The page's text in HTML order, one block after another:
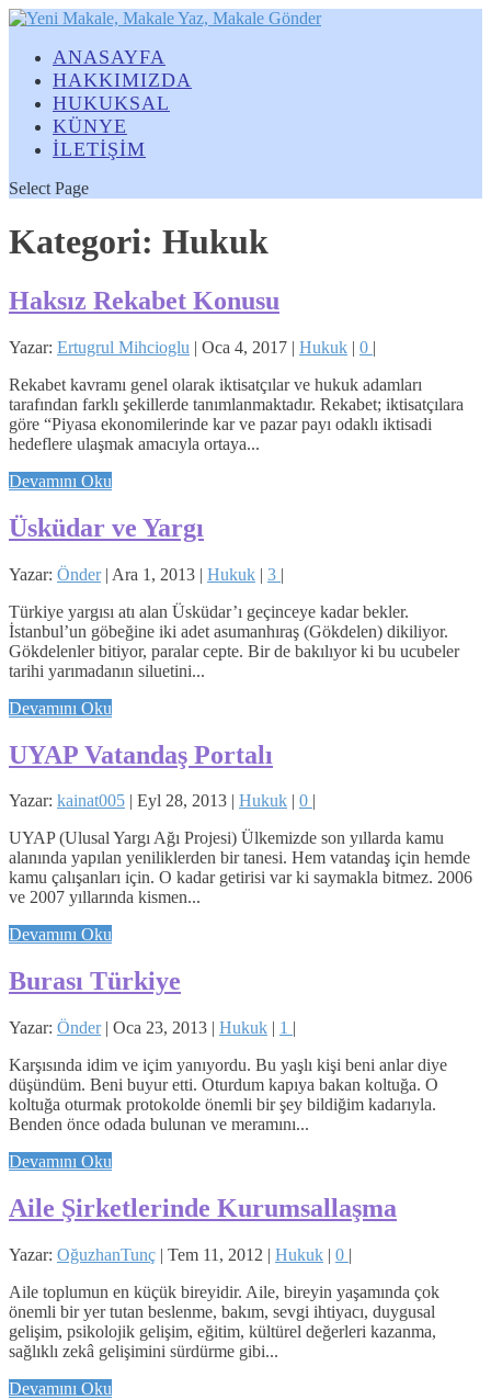
ANASAYFA
HAKKIMIZDA
HUKUKSAL
KÜNYE
İLETİŞİM
Select Page
Kategori: Hukuk
Haksız Rekabet Konusu
Yazar: Ertugrul Mihcioglu | Oca 4, 2017 | Hukuk | 0 |
Rekabet kavramı genel olarak iktisatçılar ve hukuk adamları
tarafından farklı şekillerde tanımlanmaktadır. Rekabet; iktisatçılara
göre “Piyasa ekonomilerinde kar ve pazar payı odaklı iktisadi
hedeflere ulaşmak amacıyla ortaya...
Devamını Oku
Üsküdar ve Yargı
Yazar: Önder| Ara 1, 2013 | Hukuk | 3 |
Türkiye yargısı atı alan Üsküdar’ı geçinceye kadar bekler.
İstanbul’un göbeğine iki adet asumanhıraş (Gökdelen) dikiliyor.
Gökdelenler bitiyor, paralar cepte. Bir de bakılıyor ki bu ucubeler
tarihi yarımadanın siluetini...
Devamını Oku
UYAP Vatandaş Portalı
Yazar: kainat005 | Eyl 28, 2013 | Hukuk | 0 |
UYAP (Ulusal Yargı Ağı Projesi) Ülkemizde son yıllarda kamu
alanında yapılan yeniliklerden bir tanesi. Hem vatandaş için hemde
kamu çalışanları için. O kadar getirisi var ki saymakla bitmez. 2006
ve 2007 yıllarında kismen...
Devamını Oku
Burası Türkiye
Yazar: Önder| Oca 23, 2013 | Hukuk | 1 |
Karşısında idim ve içim yanıyordu. Bu yaşlı kişi beni anlar diye
düşündüm. Beni buyur etti. Oturdum kapıya bakan koltuğa. O
koltuğa oturmak protokolde önemli bir şey bildiğim kadarıyla.
Benden önce odada bulunan ve meramını...
Devamını Oku
Aile Şirketlerinde Kurumsallaşma
Yazar: OğuzhanTunç | Tem 11, 2012 | Hukuk | 0 |
Aile toplumun en küçük bireyidir. Aile, bireyin yaşamında çok
önemli bir yer tutan beslenme, bakım, sevgi ihtiyacı, duygusal
gelişim, psikolojik gelişim, eğitim, kültürel değerleri kazanma,
sağlıklı zekâ gelişimini sürdürme gibi...
Devamını Oku